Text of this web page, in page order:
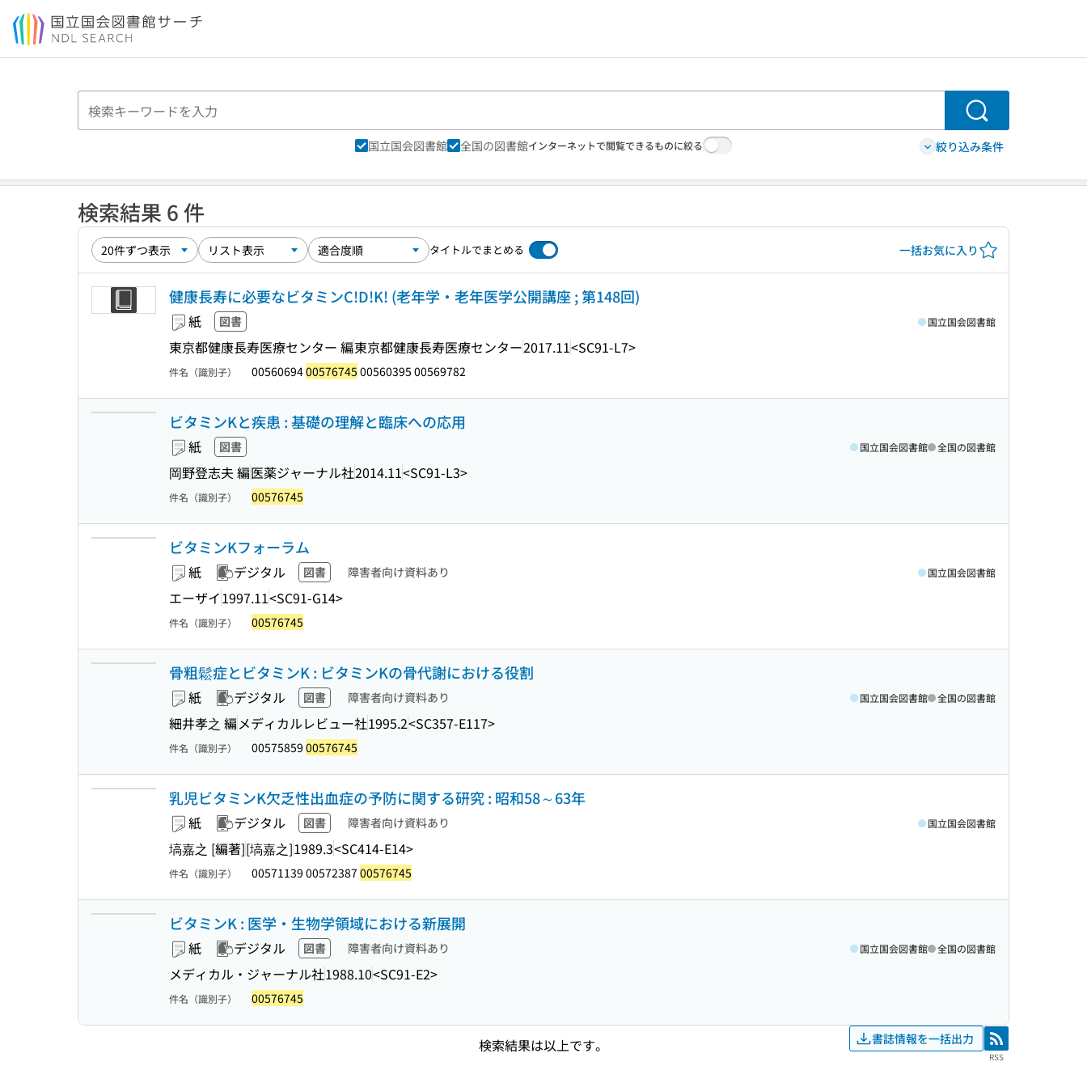
本文へ移動
検索
国立国会図書館 全国の図書館インターネットで閲覧できるものに絞る 絞り込み条件
検索結果 6 件
タイトルでまとめる 一括お気に入り
健康長寿に必要なビタミンC!D!K! (老年学・老年医学公開講座 ; 第148回)
紙 図書
東京都健康長寿医療センター 編東京都健康長寿医療センター2017.11<SC91-L7>
国立国会図書館
件名（識別子） 0056069400576745 00560395 00569782
ビタミンKと疾患 : 基礎の理解と臨床への応用
紙 図書
岡野登志夫 編医薬ジャーナル社2014.11<SC91-L3>
国立国会図書館 全国の図書館
件名（識別子） 00576745
ビタミンKフォーラム
紙 デジタル 図書 障害者向け資料あり
エーザイ1997.11<SC91-G14>
国立国会図書館
件名（識別子） 00576745
骨粗鬆症とビタミンK : ビタミンKの骨代謝における役割
紙 デジタル 図書 障害者向け資料あり
細井孝之 編 メディカルレビュー社1995.2<SC357-E117>
国立国会図書館 全国の図書館
件名（識別子） 00575859 00576745
乳児ビタミンK欠乏性出血症の予防に関する研究 : 昭和58～63年
紙 デジタル 図書 障害者向け資料あり
塙嘉之 [編著][塙嘉之]1989.3<SC414-E14>
国立国会図書館
件名（識別子） 00571139 00572387 00576745
ビタミンK : 医学・生物学領域における新展開
紙 デジタル 図書 障害者向け資料あり
メディカル・ジャーナル社1988.10<SC91-E2>
国立国会図書館 全国の図書館
件名（識別子） 00576745
検索結果は以上です。 書誌情報を一括出力 RSS
RSS